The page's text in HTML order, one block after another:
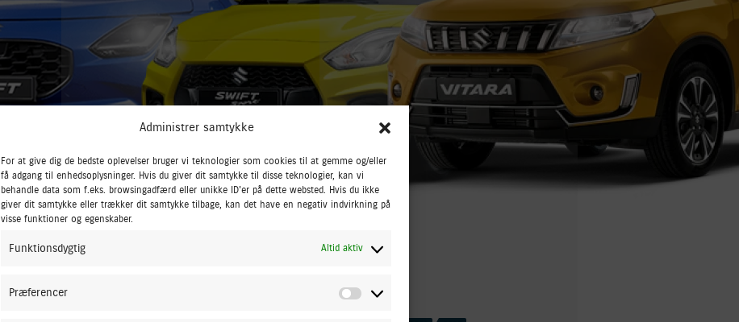
Administrer samtykke
For at give dig de bedste oplevelser bruger vi teknologier som cookies til at gemme og/eller
få adgang til enhedsoplysninger. Hvis du giver dit samtykke til disse teknologier, kan vi
behandle data som f.eks. browsingadfærd eller unikke ID'er på dette websted. Hvis du ikke
giver dit samtykke eller trækker dit samtykke tilbage, kan det have en negativ indvirkning på
visse funktioner og egenskaber.
Funktionsdygtig Altid aktiv
Præferencer Præferencer
Vitara